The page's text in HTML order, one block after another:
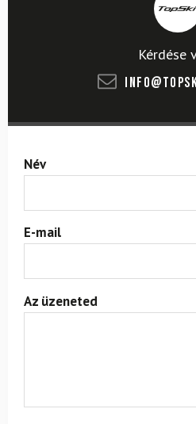
Kérdése
Név
E-mail
Az üzeneted